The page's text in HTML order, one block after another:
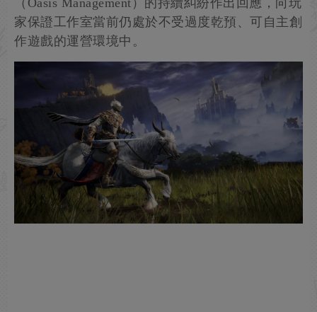
（Oasis Management）的持續糾紛作出回應，向玩
家保證工作室當前仍處於不受過度乾預、可自主創
作遊戲的運營環境中。